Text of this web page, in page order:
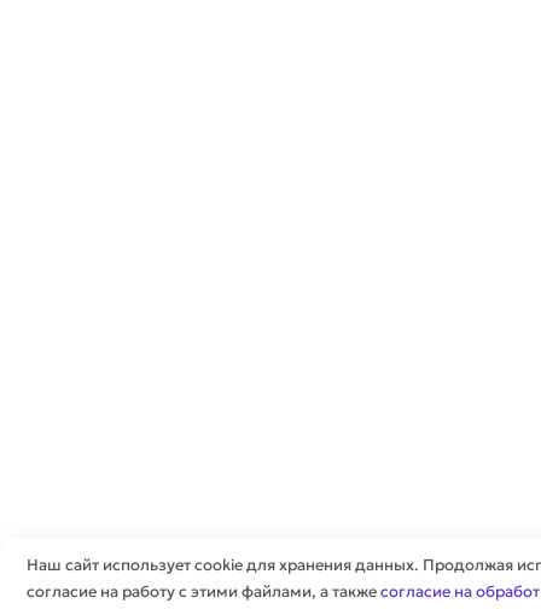
Наш сайт использует cookie для хранения данных. Продолжая
согласие на работу с этими файлами, а такжесогласие на